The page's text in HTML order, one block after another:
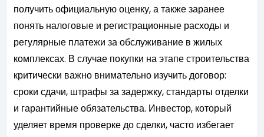
получить официальную оценку, а также заранее
понять налоговые и регистрационные расходы и
регулярные платежи за обслуживание в жилых
комплексах. В случае покупки на этапе строительства
критически важно внимательно изучить договор:
сроки сдачи, штрафы за задержку, стандарты отделки
и гарантийные обязательства. Инвестор, который
уделяет время проверке до сделки, часто избегает